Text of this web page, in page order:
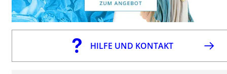
HILFE UND KONTAKT